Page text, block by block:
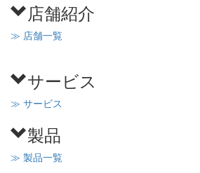
店舗紹介
≫ 店舗一覧
サービス
≫ サービス
製品
≫ 製品一覧